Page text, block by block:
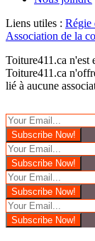
Liens utiles : Régie
Association de la
Toiture411.ca n'est
Toiture411.ca
lié à aucune